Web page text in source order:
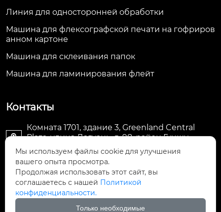
Линия для односторонней обработки
Машина для флексографской печати на гофриров
анном картоне
Машина для склеивания папок
Машина для ламинирования флейт
Контакты

Комната 1701, здание 3, Greenland Central
Plaza, улица Дагуань, д. 98, район Гуншу,
Ханчжоу, провинция Чжэцзян, Китай
 machine@royal-packing.com
 +86-571-85829052
Мы используем файлы cookie для улучшения
вашего опыта просмотра.
Продолжая использовать этот сайт, вы
соглашаетесь с нашей Политикой
конфиденциальности.
Только необходимые